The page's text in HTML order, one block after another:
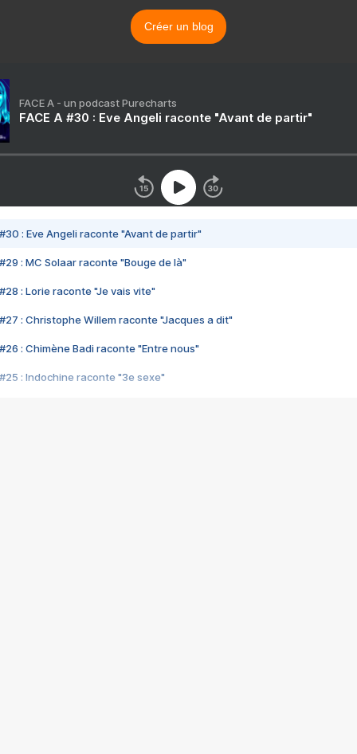
Créer un blog
FACE A - un podcast Purecharts
FACE A #30 : Eve Angeli raconte "Avant de partir"
#30 : Eve Angeli raconte "Avant de partir"
#29 : MC Solaar raconte "Bouge de là"
#28 : Lorie raconte "Je vais vite"
#27 : Christophe Willem raconte "Jacques a dit"
#26 : Chimène Badi raconte "Entre nous"
#25 : Indochine raconte "3e sexe"